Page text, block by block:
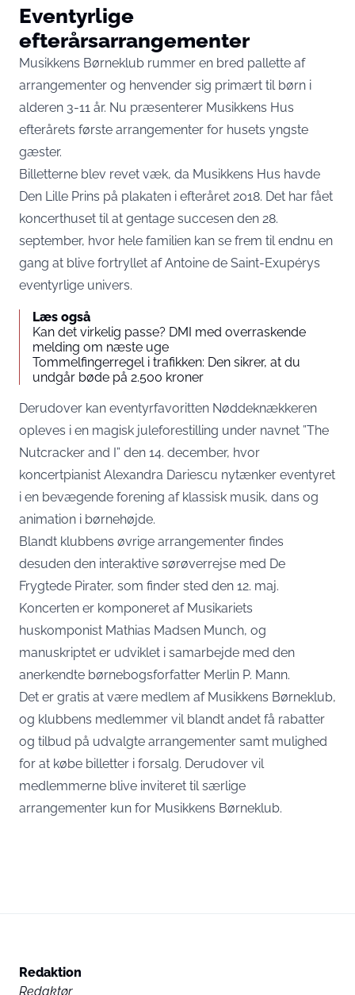
Eventyrlige
efterårsarrangementer
Musikkens Børneklub rummer en bred pallette af
arrangementer og henvender sig primært til børn i
alderen 3-11 år. Nu præsenterer Musikkens Hus
efterårets første arrangementer for husets yngste
gæster.
Billetterne blev revet væk, da Musikkens Hus havde
Den Lille Prins på plakaten i efteråret 2018. Det har fået
koncerthuset til at gentage succesen den 28.
september, hvor hele familien kan se frem til endnu en
gang at blive fortryllet af Antoine de Saint-Exupérys
eventyrlige univers.
Læs også
Kan det virkelig passe? DMI med overraskende
melding om næste uge
Tommelfingerregel i trafikken: Den sikrer, at du
undgår bøde på 2.500 kroner
Derudover kan eventyrfavoritten Nøddeknækkeren
opleves i en magisk juleforestilling under navnet ”The
Nutcracker and I” den 14. december, hvor
koncertpianist Alexandra Dariescu nytænker eventyret
i en bevægende forening af klassisk musik, dans og
animation i børnehøjde.
Blandt klubbens øvrige arrangementer findes
desuden den interaktive sørøverrejse med De
Frygtede Pirater, som finder sted den 12. maj.
Koncerten er komponeret af Musikariets
huskomponist Mathias Madsen Munch, og
manuskriptet er udviklet i samarbejde med den
anerkendte børnebogsforfatter Merlin P. Mann.
Det er gratis at være medlem af Musikkens Børneklub,
og klubbens medlemmer vil blandt andet få rabatter
og tilbud på udvalgte arrangementer samt mulighed
for at købe billetter i forsalg. Derudover vil
medlemmerne blive inviteret til særlige
arrangementer kun for Musikkens Børneklub.
Redaktion
Redaktør